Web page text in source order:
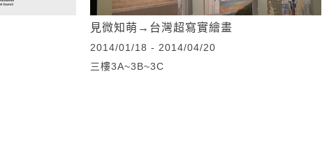
見微知萌→台灣超寫實繪畫
2014/01/18 - 2014/04/20
三樓3A~3B~3C